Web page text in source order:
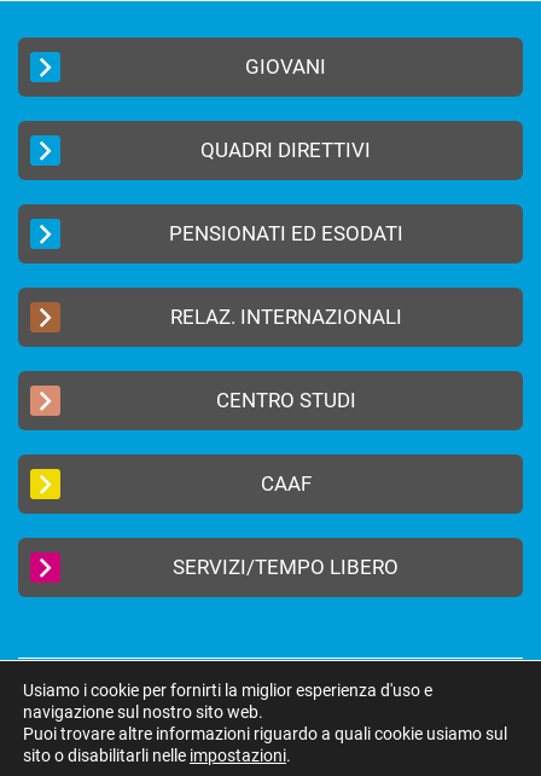
GIOVANI
QUADRI DIRETTIVI
PENSIONATI ED ESODATI
RELAZ. INTERNAZIONALI
CENTRO STUDI
CAAF
SERVIZI/TEMPO LIBERO
2019 © FEDERAZIONE AUTONOMA BANCARI ITALIANI –Privacy Policy
Cookie Policy
federazione@fabi.it
| Via Tevere 46, 00198 Roma | Tel 06 8415751 | Fax 06
Usiamo i cookie per fornirti la miglior esperienza d'uso e
navigazione sul nostro sito web.
Puoi trovare altre informazioni riguardo a quali cookie usiamo sul
sito o disabilitarli nelle impostazioni.